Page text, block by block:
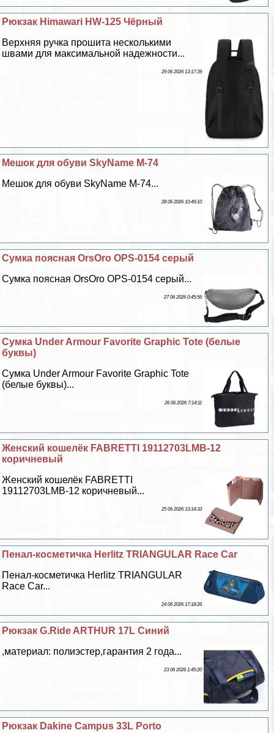
Рюкзак Himawari HW-125 Чёрный
Верхняя ручка прошита несколькими
швами для максимальной надежности...
29 06 2026 13:17:39
Мешок для обуви SkyName M-74
Мешок для обуви SkyName M-74...
28 06 2026 10:49:10
Сумка поясная OrsOro OPS-0154 серый
Сумка поясная OrsOro OPS-0154 серый...
27 06 2026 0:45:56
Сумка Under Armour Favorite Graphic Tote (белые
буквы)
Сумка Under Armour Favorite Graphic Tote
(белые буквы)...
26 06 2026 7:14:11
Женский кошелёк FABRETTI 19112703LMB-12
коричневый
Женский кошелёк FABRETTI
19112703LMB-12 коричневый...
25 06 2026 13:14:33
Пенал-косметичка Herlitz TRIANGULAR Race Car
Пенал-косметичка Herlitz TRIANGULAR
Race Car...
24 06 2026 17:18:26
Рюкзак G.Ride ARTHUR 17L Синий
,материал: полиэстер,гарантия 2 года...
23 06 2026 1:45:20
Рюкзак Dakine Campus 33L Porto